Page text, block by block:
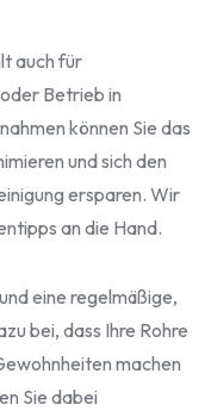
auch für
Betrieb in
können Sie das
und sich den
ersparen. Wir
an die Hand.
eine regelmäßige,
bei, dass Ihre Rohre
machen
Sie dabei